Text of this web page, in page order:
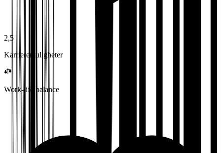
2,5
Karrieremuligheter
Work-life balance